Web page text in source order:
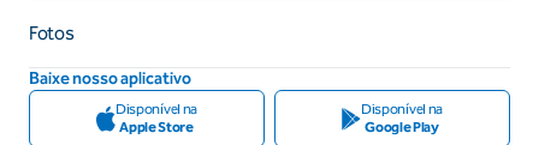
Fotos
Baixe nosso aplicativo
Disponível na
Apple Store
Disponível na
Google Play